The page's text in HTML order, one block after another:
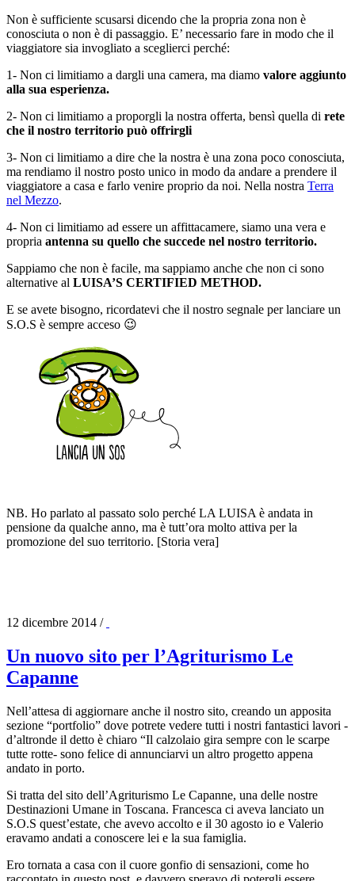
Non è sufficiente scusarsi dicendo che la propria zona non è
conosciuta o non è di passaggio. E’ necessario fare in modo che il
viaggiatore sia invogliato a sceglierci perché:
1- Non ci limitiamo a dargli una camera, ma diamo valore aggiunto
alla sua esperienza.
2- Non ci limitiamo a proporgli la nostra offerta, bensì quella di rete
che il nostro territorio può offrirgli
3- Non ci limitiamo a dire che la nostra è una zona poco conosciuta,
ma rendiamo il nostro posto unico in modo da andare a prendere il
viaggiatore a casa e farlo venire proprio da noi. Nella nostra Terra
nel Mezzo.
4- Non ci limitiamo ad essere un affittacamere, siamo una vera e
propria antenna su quello che succede nel nostro territorio.
Sappiamo che non è facile, ma sappiamo anche che non ci sono
alternative al LUISA’S CERTIFIED METHOD.
E se avete bisogno, ricordatevi che il nostro segnale per lanciare un
S.O.S è sempre acceso 😉
NB. Ho parlato al passato solo perché LA LUISA è andata in
pensione da qualche anno, ma è tutt’ora molto attiva per la
promozione del suo territorio. [Storia vera]
12 dicembre 2014 /
Un nuovo sito per l’Agriturismo Le
Capanne
Nell’attesa di aggiornare anche il nostro sito, creando un apposita
sezione “portfolio” dove potrete vedere tutti i nostri fantastici lavori -
d’altronde il detto è chiaro “Il calzolaio gira sempre con le scarpe
tutte rotte- sono felice di annunciarvi un altro progetto appena
andato in porto.
Si tratta del sito dell’Agriturismo Le Capanne, una delle nostre
Destinazioni Umane in Toscana. Francesca ci aveva lanciato un
S.O.S quest’estate, che avevo accolto e il 30 agosto io e Valerio
eravamo andati a conoscere lei e la sua famiglia.
Ero tornata a casa con il cuore gonfio di sensazioni, come ho